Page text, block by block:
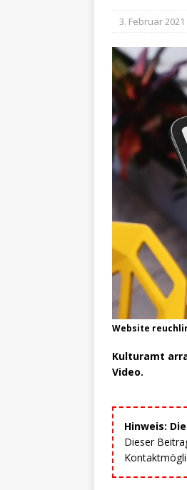
3. Februar 2021
Website
Kulturamt
Video.
Hinweis:
Dieser